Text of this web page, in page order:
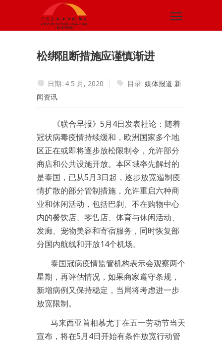
松绑阻断措施应谨慎渐进
日期: 4 5 月, 2020 目录: 媒体报道 新
闻资讯
《联合早报》5月4日发表社论：随着
冠状病毒疫情持续缓和，欧洲国家多个地
区正在或即将逐步放松限制令，允许部分
商店和公共设施开放。本区域率先解封的
是泰国，已从5月3日起，逐步放宽遏制疫
情扩散的部分管制措施，允许重启六种商
业和休闲活动，包括巴刹、不在购物中心
内的餐饮店、零售店、体育与休闲活动、
发廊、宠物美容和寄宿服务，同时恢复部
分国内航线和开放14个机场。
泰国冠病疫情监管机构表示会观察两个
星期，再评估情况，如果商家遵守条规，
新增病例又保持稳定，当局将考虑进一步
放宽限制。
马来西亚首相慕尤丁在五一劳动节当天
宣布，将在5月4日开始有条件放宽行动管